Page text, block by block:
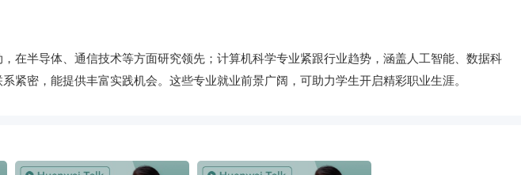
在半导体、通信技术等方面研究领先；计算机科学专业紧跟行业趋势，涵盖人工智能、数据科
密，能提供丰富实践机会。这些专业就业前景广阔，可助力学生开启精彩职业生涯。